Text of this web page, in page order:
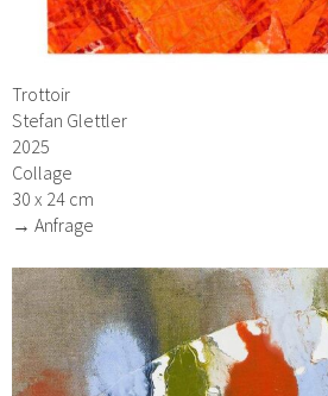
Trottoir
Stefan Glettler
2025
Collage
30 x 24 cm
→ Anfrage